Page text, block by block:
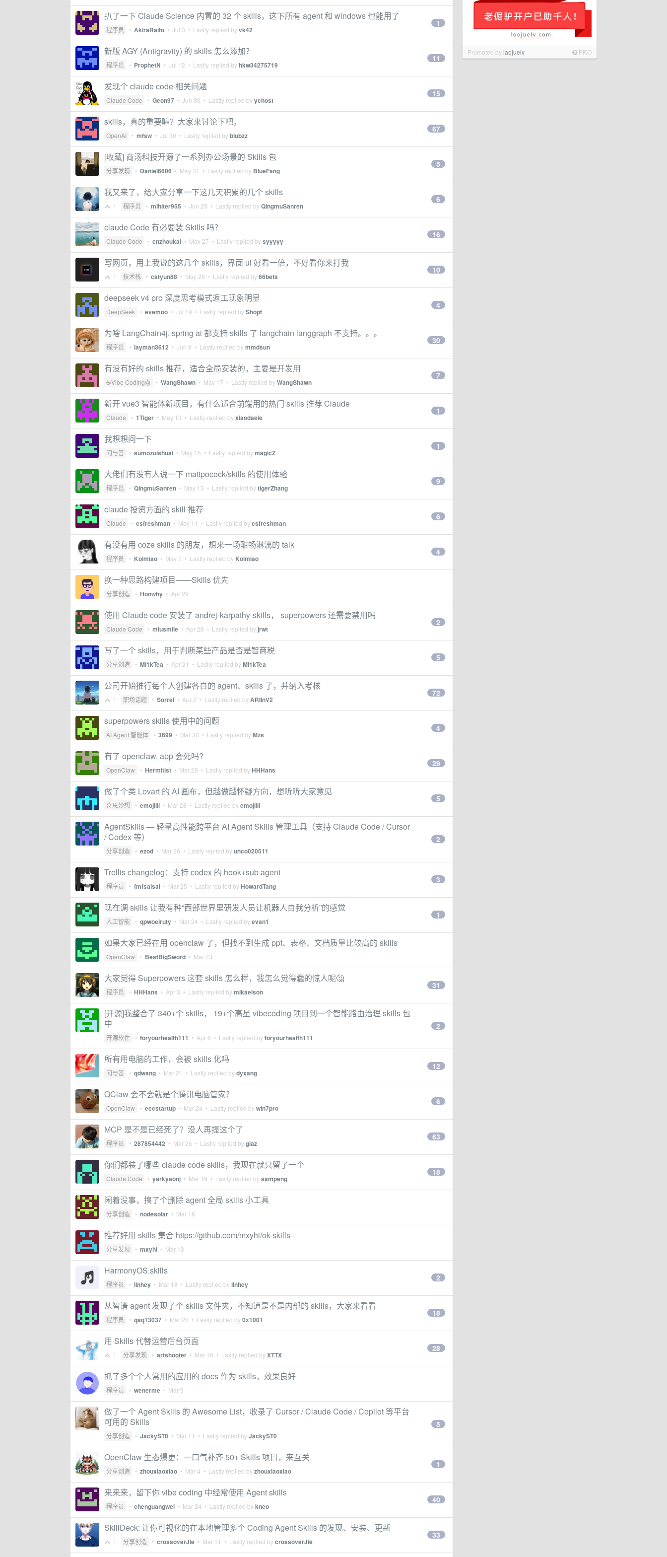
Promoted bylaojuelv PRO
扒了一下 Claude Science 内置的 32 个 skills，这下所有 agent 和 windows 也能用了
程序员 • AkiraRaito • Jul 3 • Lastly replied byvk42
1
新版 AGY (Antigravity) 的 skills 怎么添加？
程序员 • ProphetN • Jul 12 • Lastly replied byhkw34275719
11
发现个 claude code 相关问题
Claude Code • Geon97 • Jun 30 • Lastly replied byychost
15
skills，真的重要嘛？大家来讨论下吧。
OpenAI • mfsw • Jul 30 • Lastly replied byblubzz
67
[收藏] 商汤科技开源了一系列办公场景的 Skills 包
分享发现 • Daniel6606 • May 31 • Lastly replied by BlueFang
5
我又来了，给大家分享一下这几天积累的几个 skills
1 程序员 • mlhiter955 • Jun 23 • Lastly replied byQingmuSanren
6
claude Code 有必要装 Skills 吗？
Claude Code • cnzhoukai • May 27 • Lastly replied bysyyyyy
16
写网页，用上我说的这几个 skills，界面 ui 好看一倍，不好看你来打我
1 技术栈 • catyun88 • May 26 • Lastly replied by66beta
10
deepseek v4 pro 深度思考模式返工现象明显
DeepSeek • evemoo • Jul 19 • Lastly replied byShopt
4
为啥 LangChain4j, spring ai 都支持 skills 了 langchain langgraph 不支持。。。
程序员 • layman3612 • Jun 8 • Lastly replied bymmdsun
30
有没有好的 skills 推荐，适合全局安装的，主要是开发用
☕Vibe Coding🤖 • WangShawn • May 17 • Lastly replied byWangShawn
7
新开 vue3 智能体新项目，有什么适合前端用的热门 skills 推荐 Claude
Claude • 1Tiger • May 13 • Lastly replied byxiaodaeie
1
我想想问一下
问与答 • sumozuishuai • May 15 • Lastly replied bymagicZ
1
大佬们有没有人说一下 mattpocock/skills 的使用体验
程序员 • QingmuSanren • May 13 • Lastly replied bytigerZhang
9
claude 投资方面的 skill 推荐
Claude • csfreshman • May 11 • Lastly replied bycsfreshman
6
有没有用 coze skills 的朋友，想来一场酣畅淋漓的 talk
程序员 • Koimiao • May 7 • Lastly replied by Koimiao
4
换一种思路构建项目——Skills 优先
分享创造 • Honwhy • Apr 29
使用 Claude code 安装了 andrej-karpathy-skills， superpowers 还需要禁用吗
Claude Code • miusmile • Apr 28 • Lastly replied by jrwt
2
写了一个 skills，用于判断某些产品是否是智商税
分享创造 • Mi1kTea • Apr 21 • Lastly replied byMi1kTea
5
公司开始推行每个人创建各自的 agent、skills 了，并纳入考核
1 职场话题 • Sorrel • Apr 2 • Lastly replied byARIInV2
72
superpowers skills 使用中的问题
AI Agent 智能体 • 3699 • Mar 30 • Lastly replied byMzs
4
有了 openclaw, app 会死吗?
OpenClaw • Hermitist • Mar 29 • Lastly replied byHHHans
29
做了个类 Lovart 的 AI 画布，但越做越怀疑方向，想听听大家意见
奇思妙想 • emojiiii • Mar 28 • Lastly replied byemojiiii
5
AgentSkills — 轻量高性能跨平台 AI Agent Skills 管理工具（支持 Claude Code / Cursor
/ Codex 等）
分享创造 • ezod • Mar 26 • Lastly replied byunco020511
2
Trellis changelog：支持 codex 的 hook+sub agent
程序员 • fmfsaisai • Mar 25 • Lastly replied byHowardTang
3
现在调 skills 让我有种“西部世界里研发人员让机器人自我分析”的感觉
人工智能 • qpwoeiruty • Mar 24 • Lastly replied byevan1
1
如果大家已经在用 openclaw 了，但找不到生成 ppt、表格、文档质量比较高的 skills
OpenClaw • BestBigSword • Mar 23
大家觉得 Superpowers 这套 skills 怎么样，我怎么觉得蠢的惊人呢🤔
程序员 • HHHans • Apr 3 • Lastly replied bymikaelson
31
[开源]我整合了 340+个 skills， 19+个高星 vibecoding 项目到一个智能路由治理 skills 包
中
开源软件 • foryourhealth111 • Apr 6 • Lastly replied byforyourhealth111
2
所有用电脑的工作，会被 skills 化吗
问与答 • qdwang • Mar 21 • Lastly replied bydyxang
12
QClaw 会不会就是个腾讯电脑管家？
OpenClaw • eccstartup • Mar 24 • Lastly replied bywin7pro
6
MCP 是不是已经死了？没人再提这个了
程序员 • 287854442 • Mar 26 • Lastly replied byglaz
63
你们都装了哪些 claude code skills，我现在就只留了一个
Claude Code • yarkyaonj • Mar 19 • Lastly replied bysampeng
18
闲着没事，搞了个删除 agent 全局 skills 小工具
分享创造 • nodesolar • Mar 16
推荐好用 skills 集合 https://github.com/mxyhi/ok-skills
分享发现 • mxyhi • Mar 13
HarmonyOS.skills
程序员 • linhey • Mar 18 • Lastly replied bylinhey
2
从智谱 agent 发现了个 skills 文件夹，不知道是不是内部的 skills，大家来看看
程序员 • qaq13037 • Mar 20 • Lastly replied by0x1001
18
用 Skills 代替运营后台页面
1 分享发现 • artshooter • Mar 10 • Lastly replied byXTTX
28
抓了多个个人常用的应用的 docs 作为 skills，效果良好
程序员 • wenerme • Mar 9
做了一个 Agent Skills 的 Awesome List，收录了 Cursor / Claude Code / Copilot 等平台
可用的 Skills
分享创造 • JackyST0 • Mar 11 • Lastly replied byJackyST0
5
OpenClaw 生态爆更：一口气补齐 50+ Skills 项目，来互关
分享创造 • zhouxiaoxiao • Mar 4 • Lastly replied byzhouxiaoxiao
1
来来来，留下你 vibe coding 中经常使用 Agent skills
程序员 • chenguangwei • Mar 24 • Lastly replied bykneo
40
SkillDeck: 让你可视化的在本地管理多个 Coding Agent Skills 的发现、安装、更新
1 分享创造 • crossoverJie • Mar 11 • Lastly replied bycrossoverJie
33